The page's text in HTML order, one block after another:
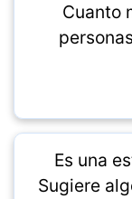
Cuanto
Es una
Sugiere